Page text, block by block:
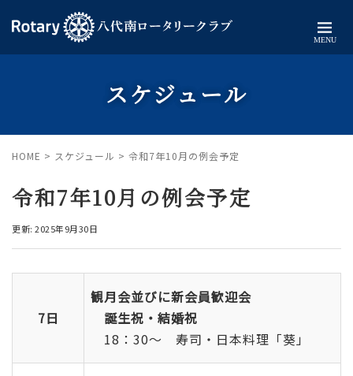
MENU
スケジュール
HOME > スケジュール > 令和7年10月の例会予定
令和7年10月の例会予定
更新: 2025年9月30日
7日
観月会並びに新会員歓迎会
誕生祝・結婚祝
18：30～ 寿司・日本料理「葵」